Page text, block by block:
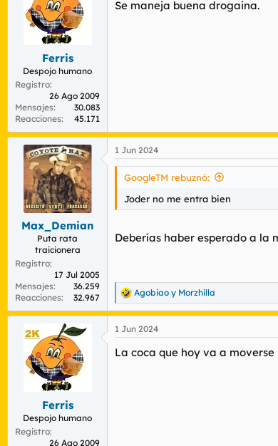
i
Ferris
Despojo humano
Registro
26 Ago 2009
Mensajes
30.083
Reacciones
45.171
Se maneja buena drogaina.
Max_Demian
Puta rata
traicionera
Registro
17 Jul 2005
Mensajes
36.259
Reacciones
32.967
1 Jun 2024
GoogleTM rebuznó:
Joder no me entra bien
Deberías haber esperado a la
R
e
a
c
i
Agobiao y Morzhilla
Ferris
Despojo humano
Registro
26 Ago 2009
1 Jun 2024
La coca que hoy va a